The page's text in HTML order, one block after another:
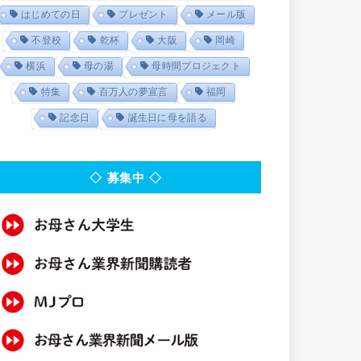
はじめての日 プレゼント メール版
不登校 乾杯 大阪 岡崎
横浜 母の湯 母時間プロジェクト
特集 百万人の夢宣言 福岡
記念日 誕生日に母を語る
◇ 募集中 ◇